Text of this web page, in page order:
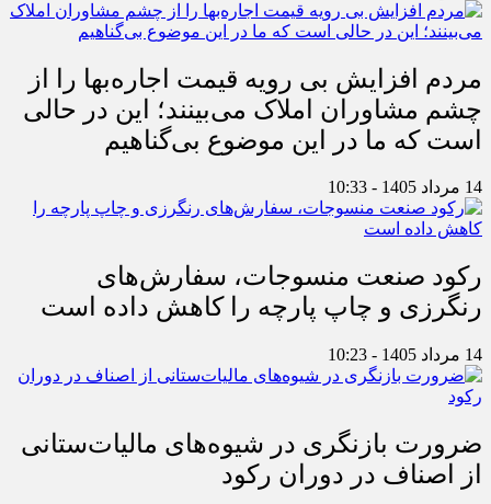
مردم افزایش بی رویه قیمت اجاره‌بها را از
چشم مشاوران املاک می‌بینند؛ این در حالی
است که ما در این موضوع بی‌گناهیم
14 مرداد 1405 - 10:33
رکود صنعت منسوجات، سفارش‌های
رنگرزی و چاپ پارچه را کاهش داده است
14 مرداد 1405 - 10:23
ضرورت بازنگری در شیوه‌های مالیات‌ستانی
از اصناف در دوران رکود